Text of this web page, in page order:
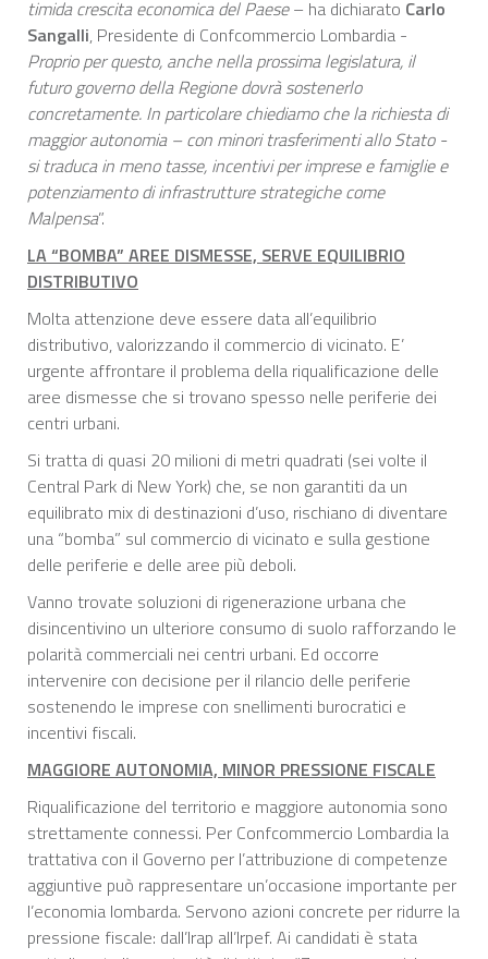
timida crescita economica del Paese– ha dichiarato Carlo
Sangalli, Presidente di Confcommercio Lombardia -
Proprio per questo, anche nella prossima legislatura, il
futuro governo della Regione dovrà sostenerlo
concretamente. In particolare chiediamo che la richiesta di
maggior autonomia – con minori trasferimenti allo Stato -
si traduca in meno tasse, incentivi per imprese e famiglie e
potenziamento di infrastrutture strategiche come
Malpensa”.
LA “BOMBA” AREE DISMESSE, SERVE EQUILIBRIO
DISTRIBUTIVO
Molta attenzione deve essere data all’equilibrio
distributivo, valorizzando il commercio di vicinato. E’
urgente affrontare il problema della riqualificazione delle
aree dismesse che si trovano spesso nelle periferie dei
centri urbani.
Si tratta di quasi 20 milioni di metri quadrati (sei volte il
Central Park di New York) che, se non garantiti da un
equilibrato mix di destinazioni d’uso, rischiano di diventare
una “bomba” sul commercio di vicinato e sulla gestione
delle periferie e delle aree più deboli.
Vanno trovate soluzioni di rigenerazione urbana che
disincentivino un ulteriore consumo di suolo rafforzando le
polarità commerciali nei centri urbani. Ed occorre
intervenire con decisione per il rilancio delle periferie
sostenendo le imprese con snellimenti burocratici e
incentivi fiscali.
MAGGIORE AUTONOMIA, MINOR PRESSIONE FISCALE
Riqualificazione del territorio e maggiore autonomia sono
strettamente connessi. Per Confcommercio Lombardia la
trattativa con il Governo per l’attribuzione di competenze
aggiuntive può rappresentare un’occasione importante per
l’economia lombarda. Servono azioni concrete per ridurre la
pressione fiscale: dall’Irap all’Irpef. Ai candidati è stata